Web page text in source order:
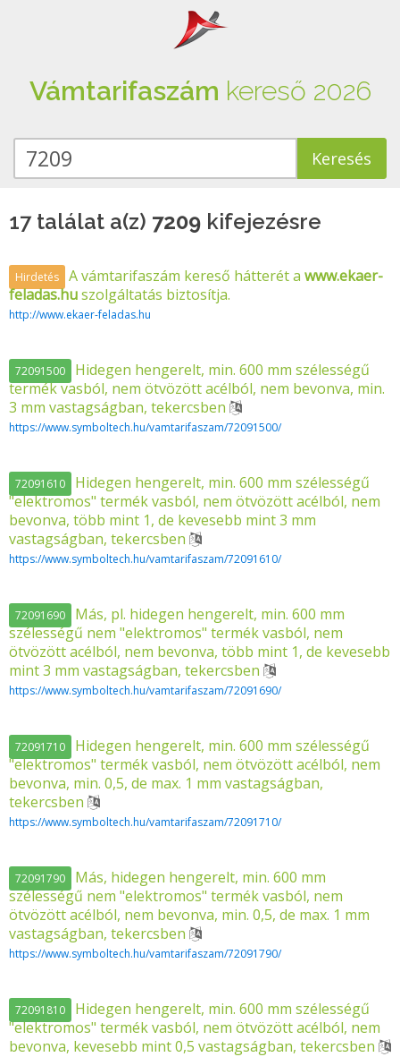
Vámtarifaszám kereső 2026
17 találat a(z) 7209 kifejezésre
Hirdetés A vámtarifaszám kereső hátterét awww.ekaer-
feladas.huszolgáltatás biztosítja.
http://www.ekaer-feladas.hu
72091500
Hidegen hengerelt, min. 600 mm szélességű
termék vasból, nem ötvözött acélból, nem bevonva, min.
3 mm vastagságban, tekercsben
https://www.symboltech.hu/vamtarifaszam/72091500/
72091610
Hidegen hengerelt, min. 600 mm szélességű
"elektromos" termék vasból, nem ötvözött acélból, nem
bevonva, több mint 1, de kevesebb mint 3 mm
vastagságban, tekercsben
https://www.symboltech.hu/vamtarifaszam/72091610/
72091690
Más, pl. hidegen hengerelt, min. 600 mm
szélességű nem "elektromos" termék vasból, nem
ötvözött acélból, nem bevonva, több mint 1, de kevesebb
mint 3 mm vastagságban, tekercsben
https://www.symboltech.hu/vamtarifaszam/72091690/
72091710
Hidegen hengerelt, min. 600 mm szélességű
"elektromos" termék vasból, nem ötvözött acélból, nem
bevonva, min. 0,5, de max. 1 mm vastagságban,
tekercsben
https://www.symboltech.hu/vamtarifaszam/72091710/
72091790
Más, hidegen hengerelt, min. 600 mm
szélességű nem "elektromos" termék vasból, nem
ötvözött acélból, nem bevonva, min. 0,5, de max. 1 mm
vastagságban, tekercsben
https://www.symboltech.hu/vamtarifaszam/72091790/
72091810
Hidegen hengerelt, min. 600 mm szélességű
"elektromos" termék vasból, nem ötvözött acélból, nem
bevonva, kevesebb mint 0,5 vastagságban, tekercsben